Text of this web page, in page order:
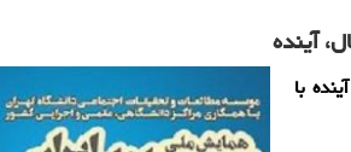
آینده
با